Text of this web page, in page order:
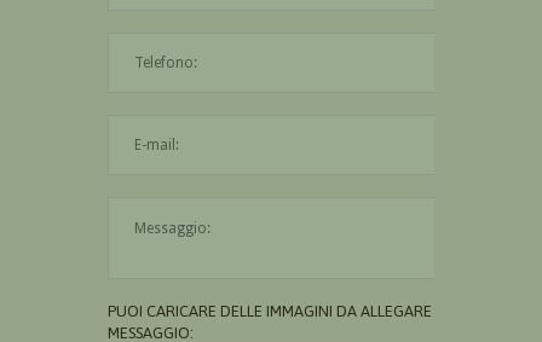
PUOI CARICARE DELLE IMMAGINI DA ALLEGARE AL
MESSAGGIO: